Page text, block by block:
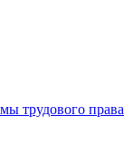
трудового права